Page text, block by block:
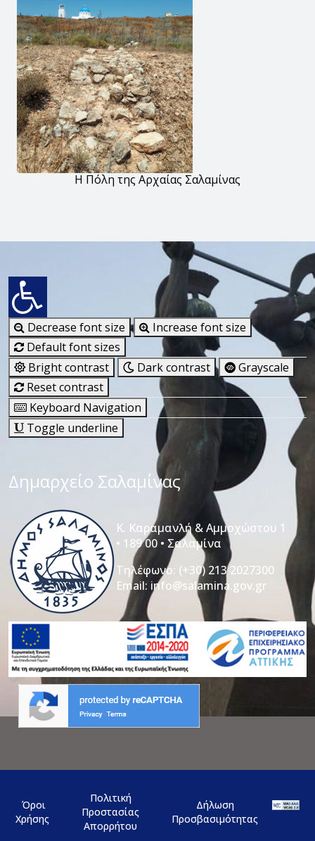
Η Πόλη της Αρχαίας Σαλαμίνας
Decrease font size
Increase font size
Default font sizes
Bright contrast
Dark contrast
Grayscale
Reset contrast
Keyboard Navigation
Toggle underline
Δημαρχείο Σαλαμίνας
Κ. Καραμανλή & Αμμοχώστου 1
• 189 00 • Σαλαμίνα
Τηλέφωνο: (+30) 213 2027300
Email: info@salamina.gov.gr
Όροι
Χρήσης
Πολιτική
Προστασίας
Απορρήτου
Δήλωση
Προσβασιμότητας